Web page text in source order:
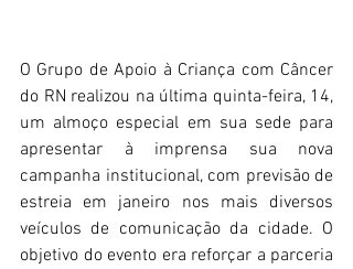
O Grupo de Apoio à Criança com Câncer
do RN realizou na última quinta-feira, 14,
um almoço especial em sua sede para
apresentar à imprensa sua nova
campanha institucional, com previsão de
estreia em janeiro nos mais diversos
veículos de comunicação da cidade. O
objetivo do evento era reforçar a parceria